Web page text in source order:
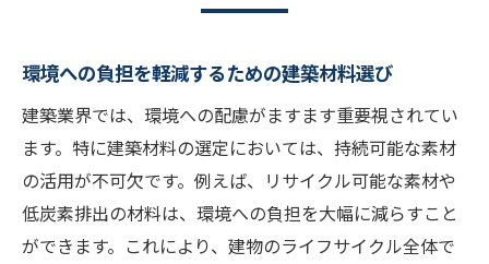
環境への負担を軽減するための建築材料選び
建築業界では、環境への配慮がますます重要視されてい
ます。特に建築材料の選定においては、持続可能な素材
の活用が不可欠です。例えば、リサイクル可能な素材や
低炭素排出の材料は、環境への負担を大幅に減らすこと
ができます。これにより、建物のライフサイクル全体で